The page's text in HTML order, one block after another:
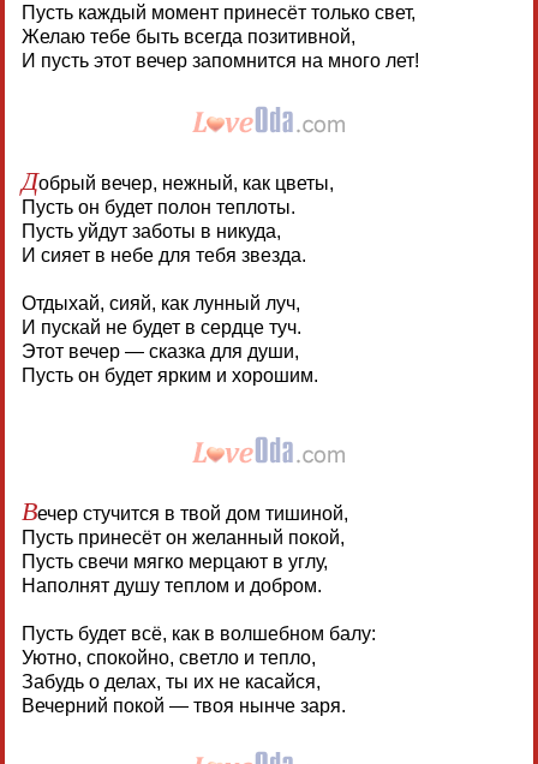
Пусть каждый момент принесёт только свет,
Желаю тебе быть всегда позитивной,
И пусть этот вечер запомнится на много лет!
Добрый вечер, нежный, как цветы,
Пусть он будет полон теплоты.
Пусть уйдут заботы в никуда,
И сияет в небе для тебя звезда.
Отдыхай, сияй, как лунный луч,
И пускай не будет в сердце туч.
Этот вечер — сказка для души,
Пусть он будет ярким и хорошим.
Вечер стучится в твой дом тишиной,
Пусть принесёт он желанный покой,
Пусть свечи мягко мерцают в углу,
Наполнят душу теплом и добром.
Пусть будет всё, как в волшебном балу:
Уютно, спокойно, светло и тепло,
Забудь о делах, ты их не касайся,
Вечерний покой — твоя нынче заря.